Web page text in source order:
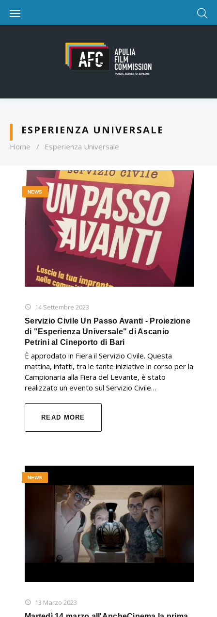
ESPERIENZA UNIVERSALE
Home / Esperienza Universale
14 Settembre 2023
NEWS
Servizio Civile Un Passo Avanti - Proiezione
di "Esperienza Universale" di Ascanio
Petrini al Cineporto di Bari
È approdato in Fiera il Servizio Civile. Questa
mattina, infatti, tra le tante iniziative in corso per la
Campionaria alla Fiera del Levante, è stato
realizzato un evento sul Servizio Civile…
READ MORE
13 Marzo 2023
NEWS